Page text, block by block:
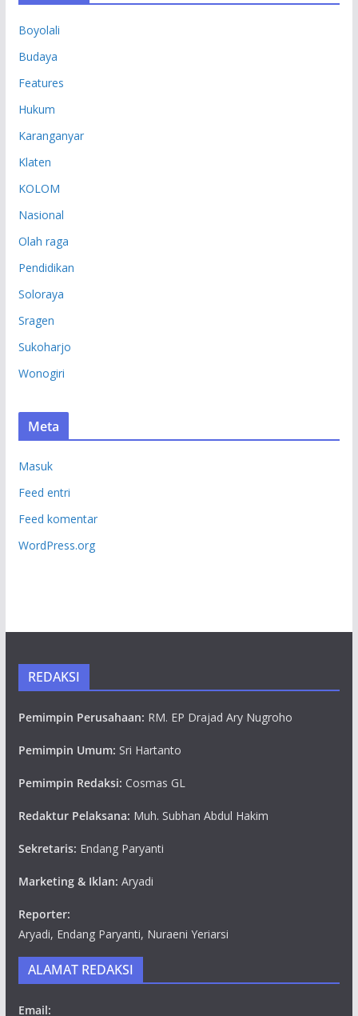
Boyolali
Budaya
Features
Hukum
Karanganyar
Klaten
KOLOM
Nasional
Olah raga
Pendidikan
Soloraya
Sragen
Sukoharjo
Wonogiri
Meta
Masuk
Feed entri
Feed komentar
WordPress.org
REDAKSI
Pemimpin Perusahaan: RM. EP Drajad Ary Nugroho
Pemimpin Umum: Sri Hartanto
Pemimpin Redaksi: Cosmas GL
Redaktur Pelaksana: Muh. Subhan Abdul Hakim
Sekretaris: Endang Paryanti
Marketing & Iklan: Aryadi
Reporter:
Aryadi, Endang Paryanti, Nuraeni Yeriarsi
ALAMAT REDAKSI
Email: